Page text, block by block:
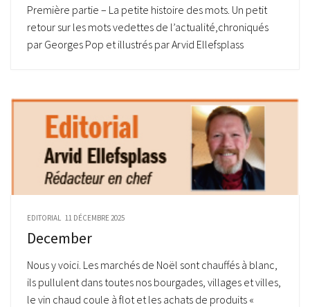
Première partie – La petite histoire des mots. Un petit
retour sur les mots vedettes de l’actualité,chroniqués
par Georges Pop et illustrés par Arvid Ellefsplass
EDITORIAL 11 DÉCEMBRE 2025
December
Nous y voici. Les marchés de Noël sont chauffés à blanc,
ils pullulent dans toutes nos bourgades, villages et villes,
le vin chaud coule à flot et les achats de produits «